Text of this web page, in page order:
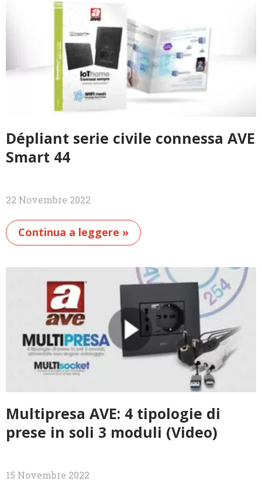
Dépliant serie civile connessa AVE
Smart 44
22 Novembre 2022
Continua a leggere »
Multipresa AVE: 4 tipologie di
prese in soli 3 moduli (Video)
15 Novembre 2022